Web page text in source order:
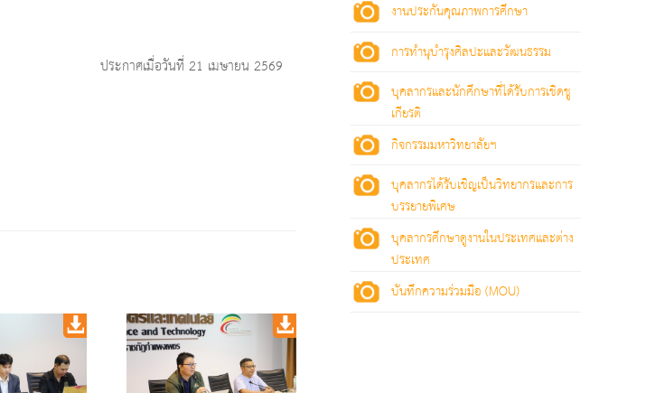
ประกาศเมื่อวันที่ 21 เมษายน 2569
งานประกันคุณภาพการศึกษา
การทำนุบำรุงศิลปะและวัฒนธรรม
บุคลากรและนักศึกษาที่ได้รับการเชิดชู
เกียรติ
กิจกรรมมหาวิทยาลัยฯ
บุคลากรได้รับเชิญเป็นวิทยากรและการ
บรรยายพิเศษ
บุคลากรศึกษาดูงานในประเทศและต่าง
ประเทศ
บันทึกความร่วมมือ (MOU)